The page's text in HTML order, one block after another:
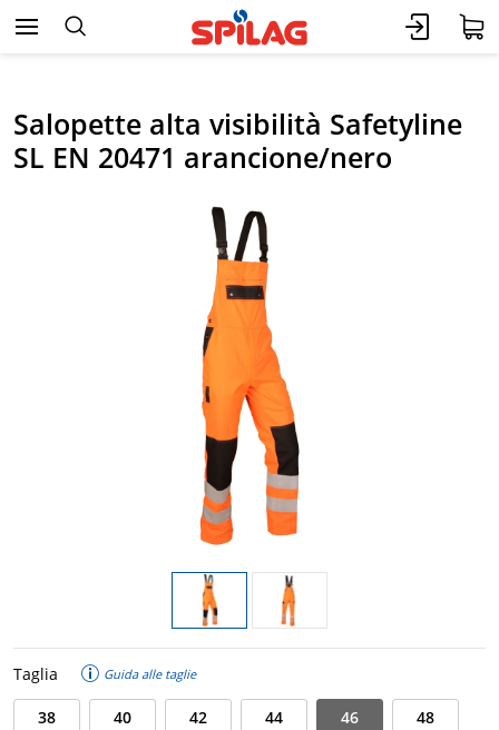
Salopette alta visibilità Safetyline
SL EN 20471 arancione/nero
Taglia Guida alle taglie
38 40 42 44 46 48